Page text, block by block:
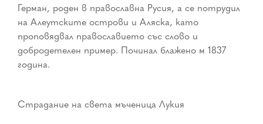
Герман, роден в православна Русия, а се потрудил
на Алеутските острови и Аляска, като
проповядвал православието със слово и
добродетелен пример. Починал блажено м 1837
година.
Страдание на света мъченица Лукия